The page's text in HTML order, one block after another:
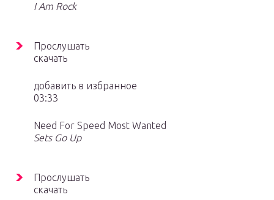
I Am Rock
Прослушать
скачать
добавить в избранное
03:33
Need For Speed Most Wanted
Sets Go Up
Прослушать
скачать